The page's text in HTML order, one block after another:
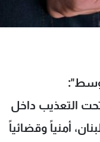
التعذيب داخل
أمنياً وقضائياً